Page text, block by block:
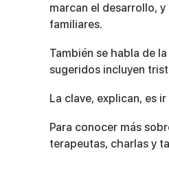
marcan el desarrollo,
familiares.
También se habla de
sugeridos incluyen
La clave, explican, es
Para conocer más
terapeutas, charlas y